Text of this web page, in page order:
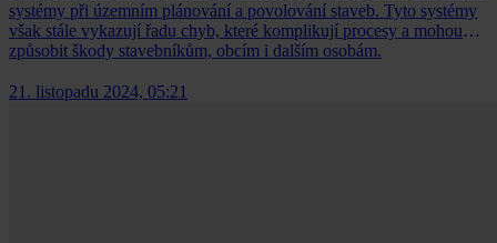
systémy při územním plánování a povolování staveb. Tyto systémy
však stále vykazují řadu chyb, které komplikují procesy a mohou
způsobit škody stavebníkům, obcím i dalším osobám.
21. listopadu 2024, 05:21